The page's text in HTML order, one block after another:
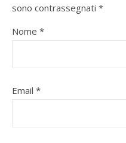
sono contrassegnati *
Nome *
Email *